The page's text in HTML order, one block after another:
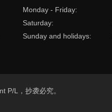
Monday - Friday:
Saturday:
Sunday and holidays:
P/L，抄袭必究。